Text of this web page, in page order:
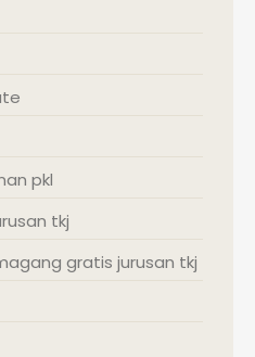
pkl
tkj
gratis jurusan tkj